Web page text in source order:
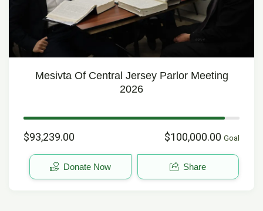
Mesivta Of Central Jersey Parlor Meeting
2026
$93,239.00 $100,000.00 Goal
Donate Now Share